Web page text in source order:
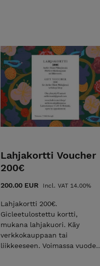
Lahjakortti Voucher
200€
200.00 EUR Incl. VAT 14.00%
Lahjakortti 200€.
Gicleetulostettu kortti,
mukana lahjakuori. Käy
verkkokauppaan tai
liikkeeseen. Voimassa vuoden